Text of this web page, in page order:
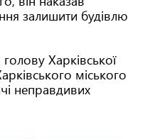
залишити будівлю
Харківської
міського
неправдивих